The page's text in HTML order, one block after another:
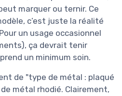
marquer ou ternir. Ce
c’est juste la réalité
un usage occasionnel
ça devrait tenir
un minimum soin.
de "type de métal : plaqué
métal rhodié. Clairement,